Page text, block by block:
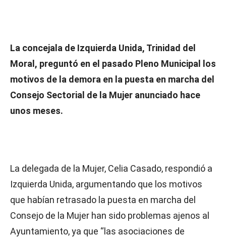
La concejala de Izquierda Unida, Trinidad del
Moral, preguntó en el pasado Pleno Municipal los
motivos de la demora en la puesta en marcha del
Consejo Sectorial de la Mujer anunciado hace
unos meses.
La delegada de la Mujer, Celia Casado, respondió a
Izquierda Unida, argumentando que los motivos
que habían retrasado la puesta en marcha del
Consejo de la Mujer han sido problemas ajenos al
Ayuntamiento, ya que “las asociaciones de